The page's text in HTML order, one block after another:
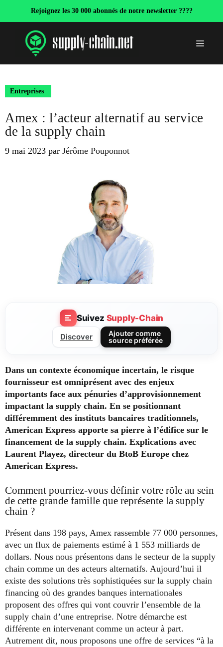
Rejoignez les 30 000 abonnés de notre newsletter ????
Menu
Entreprises
Amex : l’acteur alternatif au service
de la supply chain
9 mai 2023 par Jérôme Pouponnot
Suivez Supply-Chain
Discover
Ajouter comme
source préférée
Dans un contexte économique incertain, le risque
fournisseur est omniprésent avec des enjeux
importants face aux pénuries d’approvisionnement
impactant la supply chain. En se positionnant
différemment des instituts bancaires traditionnels,
American Express apporte sa pierre à l’édifice sur le
financement de la supply chain. Explications avec
Laurent Playez, directeur du BtoB Europe chez
American Express.
Comment pourriez-vous définir votre rôle au sein
de cette grande famille que représente la supply
chain ?
Présent dans 198 pays, Amex rassemble 77 000 personnes,
avec un flux de paiements estimé à 1 553 milliards de
dollars. Nous nous présentons dans le secteur de la supply
chain comme un des acteurs alternatifs. Aujourd’hui il
existe des solutions très sophistiquées sur la supply chain
financing où des grandes banques internationales
proposent des offres qui vont couvrir l’ensemble de la
supply chain d’une entreprise. Notre démarche est
différente en intervenant comme un acteur à part.
Autrement dit, nous proposons une offre de services “à la